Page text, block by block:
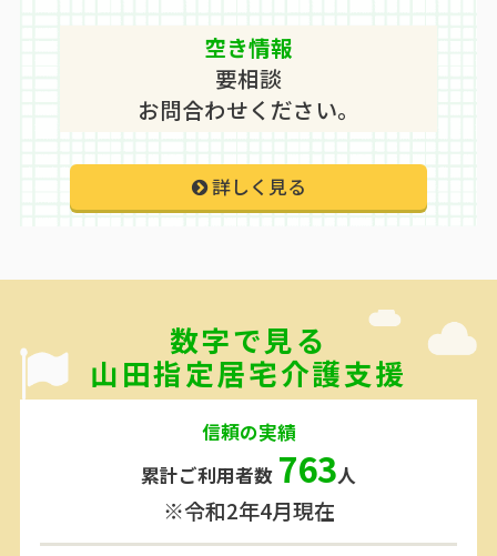
空き情報
要相談
お問合わせください。
詳しく見る
数字で見る
山田指定居宅介護支援
信頼の実績
累計ご利用者数 763人
※令和2年4月現在